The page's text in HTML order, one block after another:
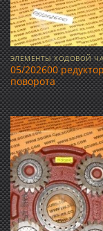
ЭЛЕМЕНТЫ ХОДОВОЙ
05/202600
поворота